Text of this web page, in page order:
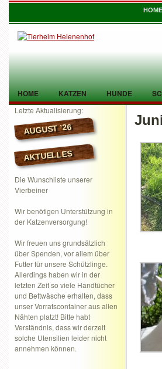
HOME
HOME KATZEN HUNDE
TIER GEFUNDEN KONTAKT
Letzte Aktualisierung:
AUGUST ’26
AKTUELLES
Die Wunschliste unserer
Vierbeiner
Wir benötigen Unterstützung in
der Katzenversorgung!
Wir freuen uns grundsätzlich
über Spenden, vor allem über
Futter für unsere Schützlinge.
Allerdings haben wir in der
letzten Zeit so viele Handtücher
und Bettwäsche erhalten, dass
unser Vorratscontainer aus allen
Nähten platzt! Bitte habt
Verständnis, dass wir derzeit
solche Utensilien leider nicht
annehmen können.